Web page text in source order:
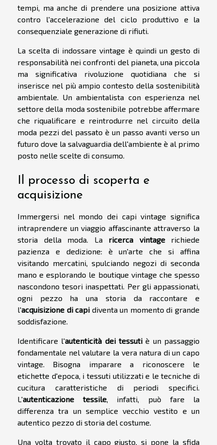
tempi, ma anche di prendere una posizione attiva
contro l'accelerazione del ciclo produttivo e la
consequenziale generazione di rifiuti.
La scelta di indossare vintage è quindi un gesto di
responsabilità nei confronti del pianeta, una piccola
ma significativa rivoluzione quotidiana che si
inserisce nel più ampio contesto della sostenibilità
ambientale. Un ambientalista con esperienza nel
settore della moda sostenibile potrebbe affermare
che riqualificare e reintrodurre nel circuito della
moda pezzi del passato è un passo avanti verso un
futuro dove la salvaguardia dell'ambiente è al primo
posto nelle scelte di consumo.
Il processo di scoperta e
acquisizione
Immergersi nel mondo dei capi vintage significa
intraprendere un viaggio affascinante attraverso la
storia della moda. La ricerca vintagerichiede
pazienza e dedizione: è un'arte che si affina
visitando mercatini, spulciando negozi di seconda
mano e esplorando le boutique vintage che spesso
nascondono tesori inaspettati. Per gli appassionati,
ogni pezzo ha una storia da raccontare e
l'acquisizione di capi diventa un momento di grande
soddisfazione.
Identificare l'autenticità dei tessuti è un passaggio
fondamentale nel valutare la vera natura di un capo
vintage. Bisogna imparare a riconoscere le
etichette d'epoca, i tessuti utilizzati e le tecniche di
cucitura caratteristiche di periodi specifici.
L'autenticazione tessile, infatti, può fare la
differenza tra un semplice vecchio vestito e un
autentico pezzo di storia del costume.
Una volta trovato il capo giusto, si pone la sfida